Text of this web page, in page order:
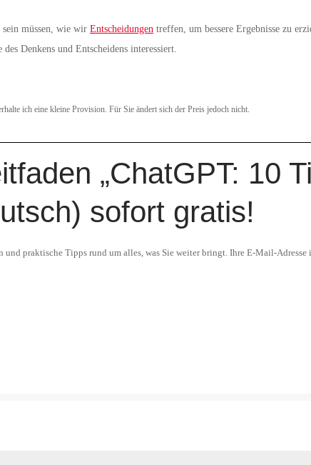
sein müssen, wie wir Entscheidungen treffen, um bessere Ergebnisse zu
Denkens und Entscheidens interessiert.
ich eine kleine Provision. Für Sie ändert sich der Preis jedoch nicht.
„ChatGPT: 10
sofort gratis!
praktische Tipps rund um alles, was Sie weiter bringt. Ihre E-Mail-Adresse